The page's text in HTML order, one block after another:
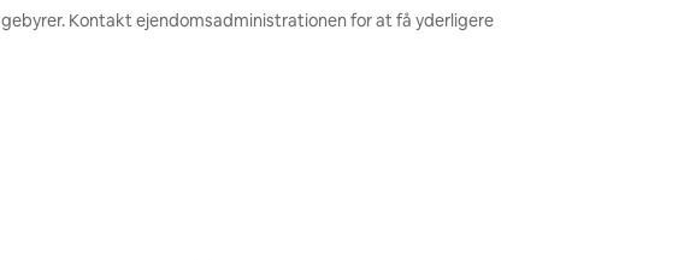
Kontakt ejendomsadministrationen for at få yderligere